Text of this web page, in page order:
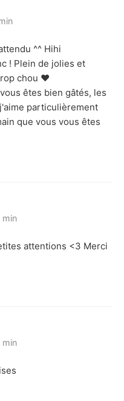
^^ Hihi
! Plein de jolies et
chou ♥
êtes bien gâtés, les
particulièrement
que vous vous êtes
min
attentions <3 Merci
min